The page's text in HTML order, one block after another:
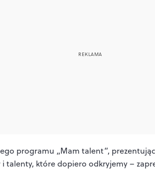
programu „Mam talent”,
talenty, które dopiero odkryjemy –